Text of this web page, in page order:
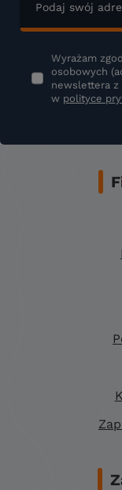
Podaj swój
Wyrażam
osobowych
newslettera z
w polityce